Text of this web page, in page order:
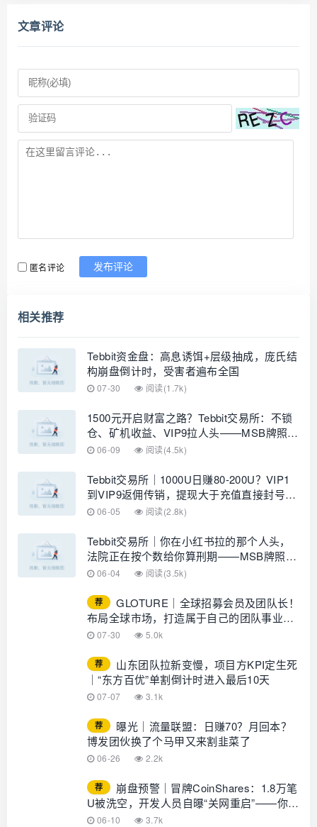
文章评论
匿名评论 发布评论
相关推荐
Tebbit资金盘：高息诱饵+层级抽成，庞氏结
构崩盘倒计时，受害者遍布全国
07-30 阅读(1.7k)
1500元开启财富之路？Tebbit交易所：不锁
仓、矿机收益、VIP9拉人头——MSB牌照只
是遮羞布，你的U正在给柬埔寨园区凑跑路
06-09 阅读(4.5k)
Tebbit交易所｜1000U日赚80-200U？VIP1
到VIP9返佣传销，提现大于充值直接封号
——正规交易所从不拉人头
06-05 阅读(2.8k)
Tebbit交易所｜你在小红书拉的那个人头，
法院正在按个数给你算刑期——MSB牌照保
不了你
06-04 阅读(3.5k)
荐
GLOTURE｜全球招募会员及团队长！
布局全球市场，打造属于自己的团队事业，
想增加收入？想打造团队？加入
07-30 5.0k
荐
山东团队拉新变慢，项目方KPI定生死
｜“东方百优”单割倒计时进入最后10天
07-07 3.1k
荐
曝光｜流量联盟：日赚70？月回本？
博发团伙换了个马甲又来割韭菜了
06-26 2.2k
荐
崩盘预警｜冒牌CoinShares：1.8万笔
U被洗空，开发人员自曝“关网重启”——你的
钱早已不在账上
06-10 3.7k